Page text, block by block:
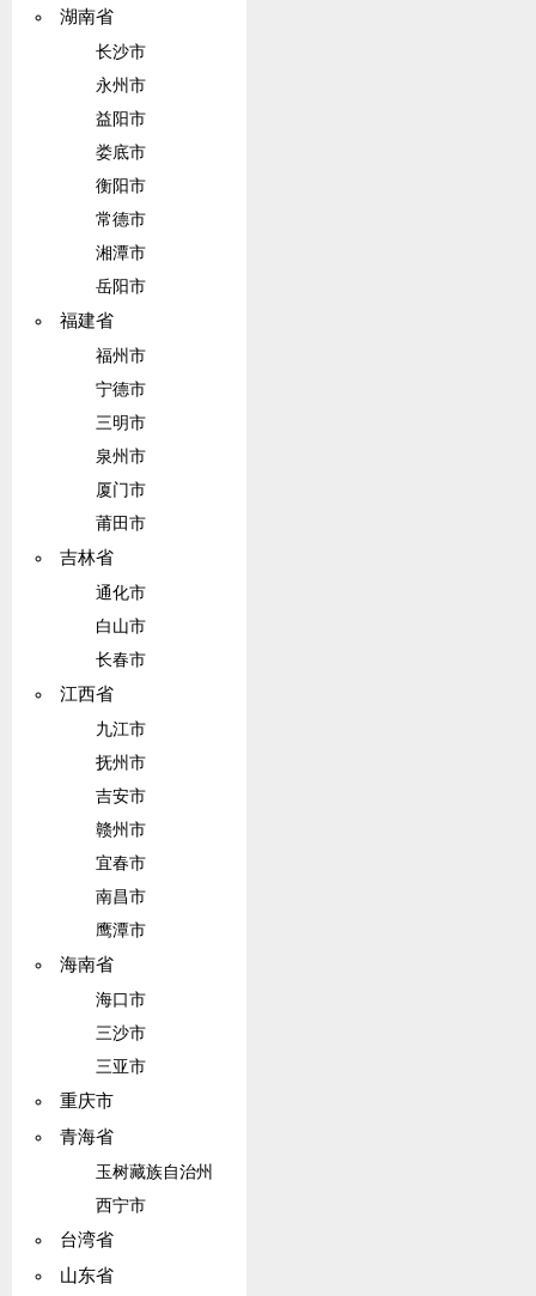
湖南省
长沙市
永州市
益阳市
娄底市
衡阳市
常德市
湘潭市
岳阳市
福建省
福州市
宁德市
三明市
泉州市
厦门市
莆田市
吉林省
通化市
白山市
长春市
江西省
九江市
抚州市
吉安市
赣州市
宜春市
南昌市
鹰潭市
海南省
海口市
三沙市
三亚市
重庆市
青海省
玉树藏族自治州
西宁市
台湾省
山东省